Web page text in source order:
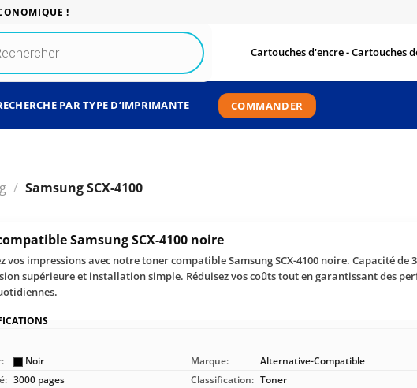
!
Cartouches d'encre - Cartouches
PAR TYPE D’IMPRIMANTE COMMANDER
/ Samsung SCX-4100
Samsung SCX-4100 noire
vos impressions avec notre toner compatible Samsung SCX-4100 noire. Capacité de
supérieure et installation simple. Réduisez vos coûts tout en garantissant des
Noir Marque:
Alternative-Compatible
3000 pages Classification: Toner